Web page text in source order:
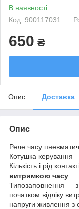
В наявності
Код: 900117031
650 ₴
Опис Доставка
Опис
Реле часу
Котушка керування
Кількість і рід
витримкою часу
Типозаповнення —
початком відліку
напруги живлення з